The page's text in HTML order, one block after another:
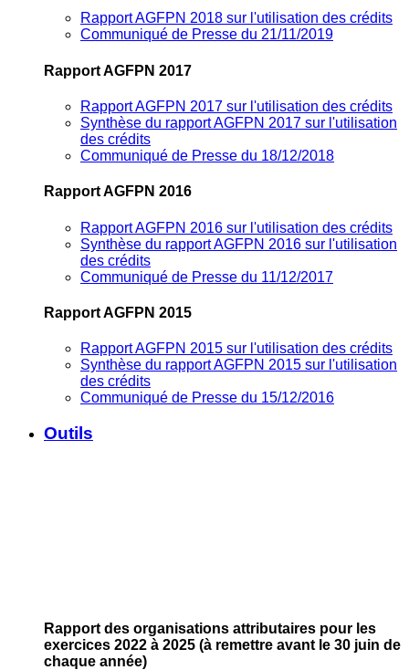
Rapport AGFPN 2018 sur l'utilisation des crédits
Communiqué de Presse du 21/11/2019
Rapport AGFPN 2017
Rapport AGFPN 2017 sur l'utilisation des crédits
Synthèse du rapport AGFPN 2017 sur l'utilisation
des crédits
Communiqué de Presse du 18/12/2018
Rapport AGFPN 2016
Rapport AGFPN 2016 sur l'utilisation des crédits
Synthèse du rapport AGFPN 2016 sur l'utilisation
des crédits
Communiqué de Presse du 11/12/2017
Rapport AGFPN 2015
Rapport AGFPN 2015 sur l'utilisation des crédits
Synthèse du rapport AGFPN 2015 sur l'utilisation
des crédits
Communiqué de Presse du 15/12/2016
Outils
Rapport des organisations attributaires pour les
exercices 2022 à 2025 (à remettre avant le 30 juin de
chaque année)